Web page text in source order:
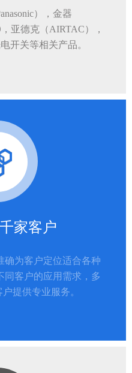
），金器
亚德克（AIRTAC），
开关等相关产品。
家客户
确为客户定位适合各种
同客户的应用需求，多
提供专业服务。